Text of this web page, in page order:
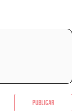
Publicar